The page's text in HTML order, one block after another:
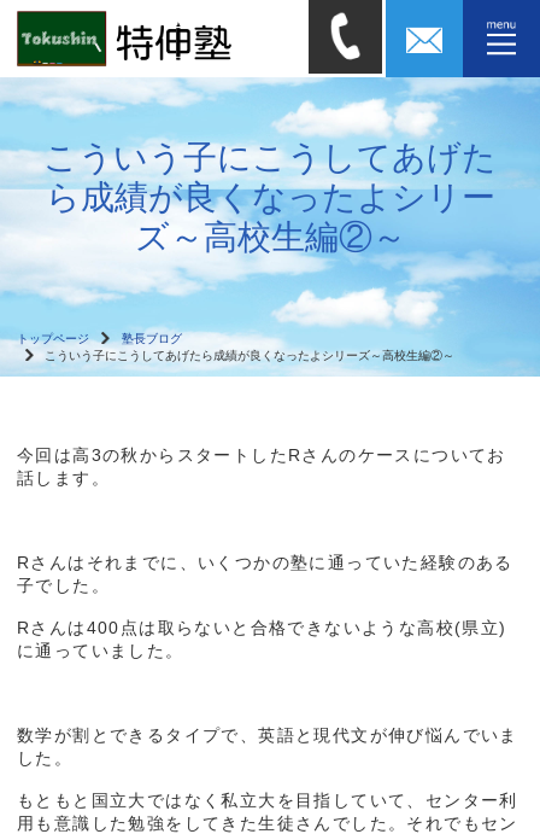
こういう子にこうしてあげた
ら成績が良くなったよシリー
ズ～高校生編②～
トップページ
塾長ブログ
こういう子にこうしてあげたら成績が良くなったよシリーズ～高校生編②～
今回は高3の秋からスタートしたRさんのケースについてお
話します。
Rさんはそれまでに、いくつかの塾に通っていた経験のある
子でした。
Rさんは400点は取らないと合格できないような高校(県立)
に通っていました。
数学が割とできるタイプで、英語と現代文が伸び悩んでいま
した。
もともと国立大ではなく私立大を目指していて、センター利
用も意識した勉強をしてきた生徒さんでした。それでもセン